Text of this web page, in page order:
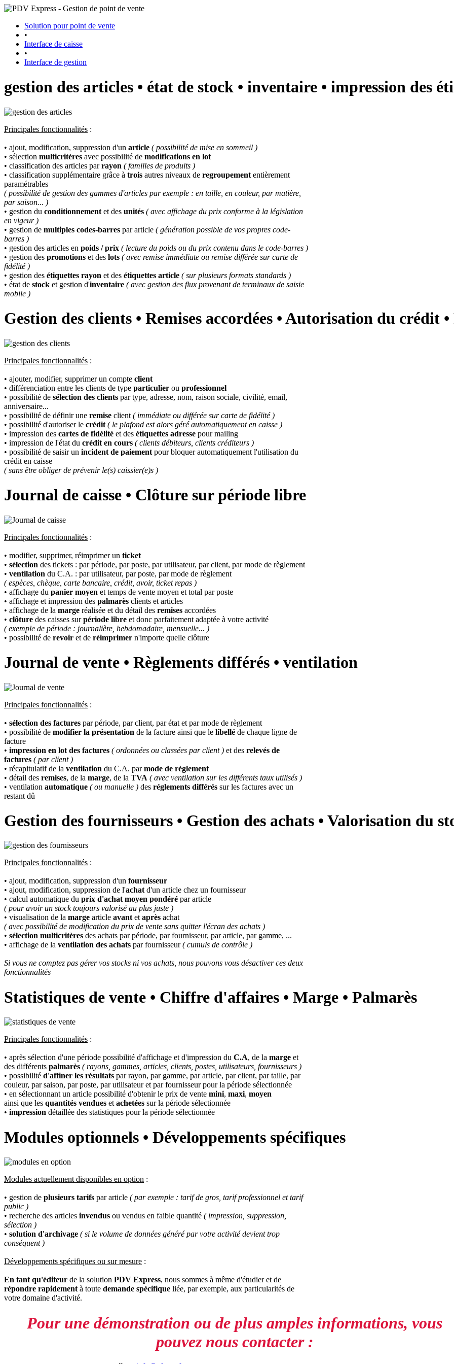
Solution pour point de vente
•
Interface de caisse
•
Interface de gestion
gestion des articles • état de stock • inventaire • impression des
Principales fonctionnalités :
• ajout, modification, suppression d'un article ( possibilité de mise en sommeil )
• sélection multicritères avec possibilité de modifications en lot
• classification des articles parrayon ( familles de produits )
• classification supplémentaire grâce à trois autres niveaux de regroupement entièrement
paramétrables
( possibilité de gestion des gammes d'articles par exemple : en taille, en couleur, par matière,
par saison... )
• gestion du conditionnement et des unités ( avec affichage du prix conforme à la législation
en vigeur )
• gestion de multiples codes-barres par article ( génération possible de vos propres code-
barres )
• gestion des articles en poids / prix ( lecture du poids ou du prix contenu dans le code-barres )
• gestion des promotions et des lots ( avec remise immédiate ou remise différée sur carte de
fidélité )
• gestion des étiquettes rayon et des étiquettes article ( sur plusieurs formats standards )
• état de stock et gestion d'inventaire ( avec gestion des flux provenant de terminaux de saisie
mobile )
Gestion des clients • Remises accordées • Autorisation du crédit
Principales fonctionnalités :
• ajouter, modifier, supprimer un compte client
• différenciation entre les clients de type particulier ou professionnel
• possibilité de sélection des clients par type, adresse, nom, raison sociale, civilité, email,
anniversaire...
• possibilité de définir une remise client ( immédiate ou différée sur carte de fidélité )
• possibilité d'autoriser le crédit ( le plafond est alors géré automatiquement en caisse )
• impression des cartes de fidélité et des étiquettes adresse pour mailing
• impression de l'état du crédit en cours ( clients débiteurs, clients créditeurs )
• possibilité de saisir un incident de paiement pour bloquer automatiquement l'utilisation du
crédit en caisse
( sans être obliger de prévenir le(s) caissier(e)s )
Journal de caisse • Clôture sur période libre
Principales fonctionnalités :
• modifier, supprimer, réimprimer un ticket
• sélection des tickets : par période, par poste, par utilisateur, par client, par mode de règlement
• ventilation du C.A. : par utilisateur, par poste, par mode de règlement
( espèces, chèque, carte bancaire, crédit, avoir, ticket repas )
• affichage du panier moyen et temps de vente moyen et total par poste
• affichage et impression des palmarès clients et articles
• affichage de la marge réalisée et du détail des remises accordées
• clôture des caisses surpériode libre et donc parfaitement adaptée à votre activité
( exemple de période : journalière, hebdomadaire, mensuelle... )
• possibilité de revoir et de réimprimer n'importe quelle clôture
Journal de vente • Règlements différés • ventilation
Principales fonctionnalités :
• sélection des factures par période, par client, par état et par mode de règlement
• possibilité de modifier la présentation de la facture ainsi que le libellé de chaque ligne de
facture
• impression en lot des factures ( ordonnées ou classées par client ) et des relevés de
factures ( par client )
• récapitulatif de la ventilation du C.A. parmode de règlement
• détail des remises, de la marge, de la TVA ( avec ventilation sur les différents taux utilisés )
• ventilation automatique ( ou manuelle ) des réglements différés sur les factures avec un
restant dû
Gestion des fournisseurs • Gestion des achats • Valorisation du
Principales fonctionnalités :
• ajout, modification, suppression d'un fournisseur
• ajout, modification, suppression de l'achat d'un article chez un fournisseur
• calcul automatique du prix d'achat moyen pondéré par article
( pour avoir un stock toujours valorisé au plus juste )
• visualisation de la marge article avant et après achat
( avec possibilité de modification du prix de vente sans quitter l'écran des achats )
• sélection multicritères des achats par période, par fournisseur, par article, par gamme, ...
• affichage de la ventilation des achats par fournisseur( cumuls de contrôle )
Si vous ne comptez pas gérer vos stocks ni vos achats, nous pouvons vous désactiver ces deux
fonctionnalités
Statistiques de vente • Chiffre d'affaires • Marge • Palmarès
Principales fonctionnalités :
• après sélection d'une période possibilité d'affichage et d'impression du C.A, de la marge et
des différents palmarès ( rayons, gammes, articles, clients, postes, utilisateurs, fournisseurs )
• possibilité d'affiner les résultats par rayon, par gamme, par article, par client, par taille, par
couleur, par saison, par poste, par utilisateur et par fournisseur pour la période sélectionnée
• en sélectionnant un article possibilité d'obtenir le prix de vente mini, maxi, moyen
ainsi que les quantités vendues et achetées sur la période sélectionnée
• impression détaillée des statistiques pour la période sélectionnée
Modules optionnels • Développements spécifiques
Modules actuellement disponibles en option :
• gestion de plusieurs tarifs par article ( par exemple : tarif de gros, tarif professionnel et tarif
public )
• recherche des articles invendus ou vendus en faible quantité ( impression, suppression,
sélection )
• solution d'archivage ( si le volume de données généré par votre activité devient trop
conséquent )
Développements spécifiques ou sur mesure :
En tant qu'éditeur de la solution PDV Express, nous sommes à même d'étudier et de
répondre rapidement à toute demande spécifique liée, par exemple, aux particularités de
votre domaine d'activité.
Pour une démonstration ou de plus amples informations, vous
pouvez nous contacter :